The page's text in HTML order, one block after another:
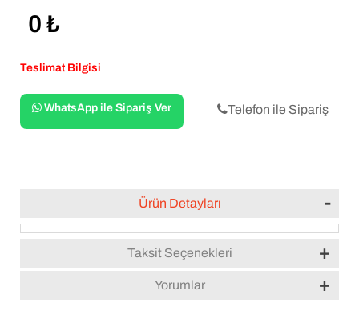
0 ₺
Teslimat Bilgisi
WhatsApp ile Sipariş Ver Telefon ile Sipariş
Ürün Detayları
Taksit Seçenekleri
Yorumlar